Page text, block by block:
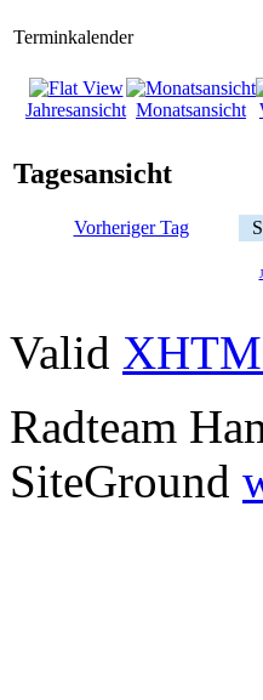
Terminkalender
Jahresansicht Monatsansicht
Tagesansicht
Vorheriger Tag
Valid
Radteam
SiteGround